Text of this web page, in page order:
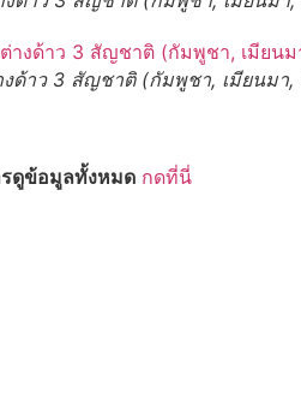
ด้าว 3 สัญชาติ (กัมพูชา, เมียนมา,
รดูข้อมูลทั้งหมด กดที่นี่